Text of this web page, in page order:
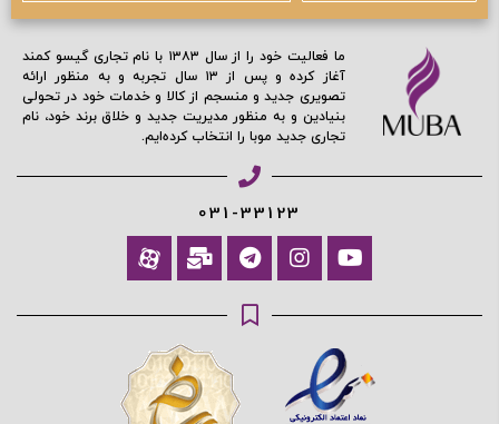
ما فعالیت خود را از سال ۱۳۸۳ با نام تجاری گیسو کمند
آغاز کرده و پس از ۱۳ سال تجربه و به منظور ارائه
تصویری جدید و منسجم از کالا و خدمات خود در تحولی
بنیادین و به منظور مدیریت جدید و خلاق برند خود، نام
تجاری جدید موبا را انتخاب کرده‌ایم.
031-33123
آیا هنوز عضو نشده اید؟ اکنون ثبت نام کنید